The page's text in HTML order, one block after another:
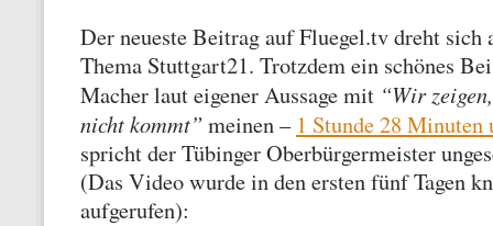
Der neueste Beitrag auf Fluegel.tv dreht sich
Thema Stuttgart21. Trotzdem ein schönes
Macher laut eigener Aussage mit “Wir
nicht kommt” meinen – 1 Stunde 28 Minuten
spricht der Tübinger Oberbürgermeister
(Das Video wurde in den ersten fünf Tagen
aufgerufen):